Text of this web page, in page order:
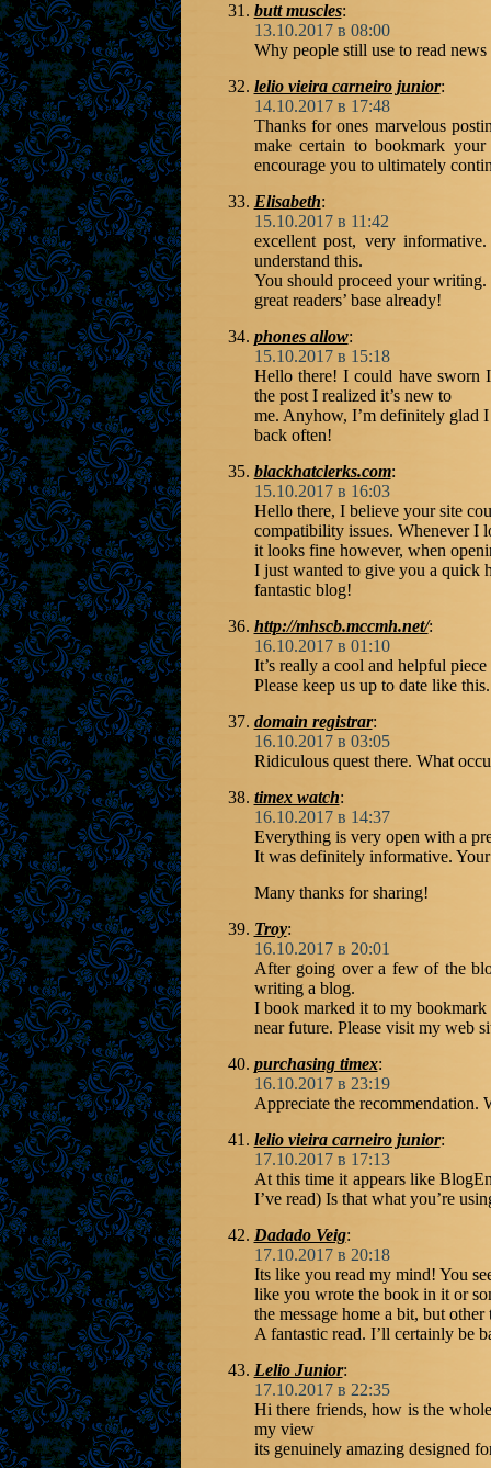
butt muscles:
13.10.2017 в 08:00
Why people still use to read
lelio vieira carneiro junior:
14.10.2017 в 17:48
Thanks for ones marvelous
make certain to bookmark
encourage you to ultimately
Elisabeth:
15.10.2017 в 11:42
excellent post, very
understand this.
You should proceed your writing.
great readers’ base already!
phones allow:
15.10.2017 в 15:18
Hello there! I could have sworn
the post I realized it’s new to
me. Anyhow, I’m definitely glad
back often!
blackhatclerks.com:
15.10.2017 в 16:03
Hello there, I believe your site
compatibility issues. Whenever I
it looks fine however, when
I just wanted to give you a quick
fantastic blog!
http://mhscb.mccmh.net/:
16.10.2017 в 01:10
It’s really a cool and helpful
Please keep us up to date like
domain registrar:
16.10.2017 в 03:05
Ridiculous quest there. What
timex watch:
16.10.2017 в 14:37
Everything is very open with a
It was definitely informative.
Many thanks for sharing!
Troy:
16.10.2017 в 20:01
After going over a few of the
writing a blog.
I book marked it to my
near future. Please visit my web
purchasing timex:
16.10.2017 в 23:19
Appreciate the recommendation.
lelio vieira carneiro junior:
17.10.2017 в 17:13
At this time it appears like
I’ve read) Is that what you’re
Dadado Veig:
17.10.2017 в 20:18
Its like you read my mind! You
like you wrote the book in it or
the message home a bit, but
A fantastic read. I’ll certainly be
Lelio Junior:
17.10.2017 в 22:35
Hi there friends, how is the
my view
its genuinely amazing designed